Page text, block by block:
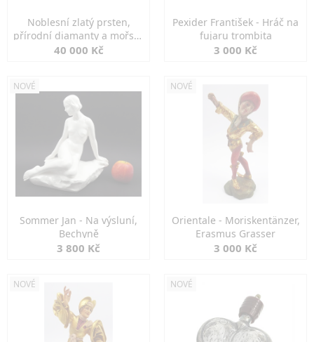
Noblesní zlatý prsten,
přírodní diamanty a mořské
perly
40 000 Kč
Pexider František - Hráč na
fujaru trombita
3 000 Kč
NOVÉ
Sommer Jan - Na výsluní,
Bechyně
3 800 Kč
NOVÉ
Orientale - Moriskentänzer,
Erasmus Grasser
3 000 Kč
NOVÉ NOVÉ